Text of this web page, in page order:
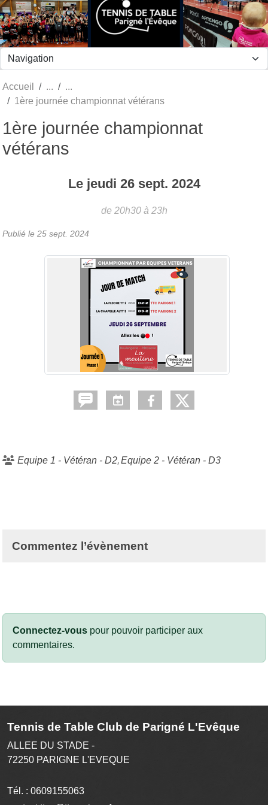
Accueil
1ère journée championnat vétérans
1ère journée championnat
vétérans
Le jeudi 26 sept. 2024
de 20h30 à 23h
Publié le 25 sept. 2024
Equipe 1 - Vétéran - D2 Equipe 2 - Vétéran - D3
Commentez l’évènement
Connectez-vous pour pouvoir participer aux
commentaires.
Tennis de Table Club de Parigné L'Evêque
ALLEE DU STADE -
72250 PARIGNE L'EVEQUE
Tél. : 0609155063
Panneau de gestion des cookies